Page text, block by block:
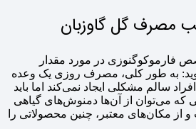
مصرف گل گاوزبان
فارموکوگنوزی در مورد مقدار
به طور کلی، مصرف روزی یک وعده
سالم مشکلی ایجاد نمی‌کند اما باید
که می‌توان از آن‌ها دمنوش‌های گیاهی
از مکان‌های معتبر، چنین محصولاتی را